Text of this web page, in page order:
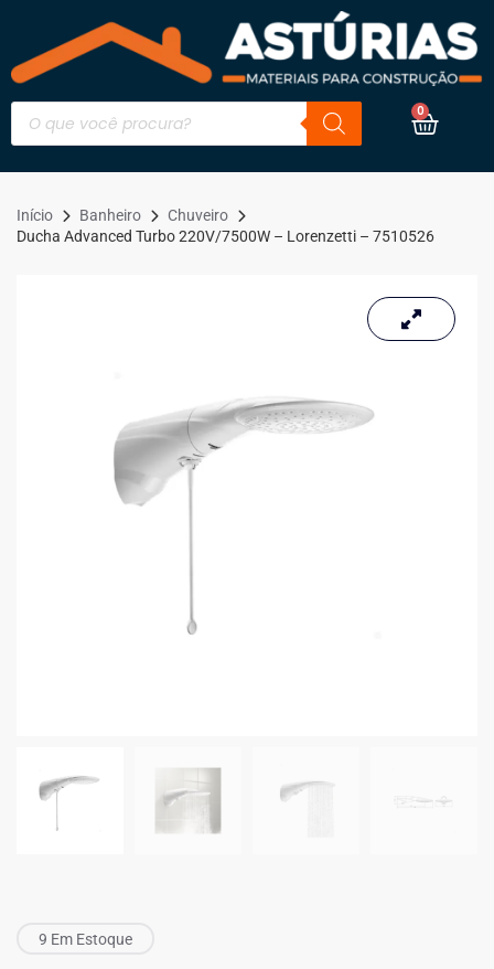
0
Início Banheiro
Chuveiro
Ducha Advanced Turbo 220V/7500W – Lorenzetti – 7510526
9 Em Estoque